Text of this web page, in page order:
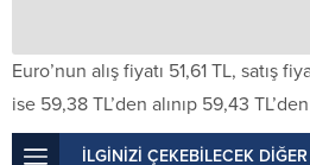
Euro’nun alış fiyatı 51,61 TL, satış
ise 59,38 TL’den alınıp 59,43 TL’den
İLGİNİZİ ÇEKEBİLECEK